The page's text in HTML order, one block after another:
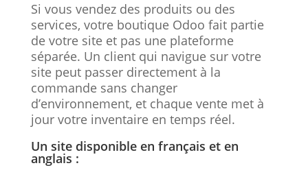
Si vous vendez des produits ou des
services, votre boutique Odoo fait partie
de votre site et pas une plateforme
séparée. Un client qui navigue sur votre
site peut passer directement à la
commande sans changer
d’environnement, et chaque vente met à
jour votre inventaire en temps réel.
Un site disponible en français et en
anglais :